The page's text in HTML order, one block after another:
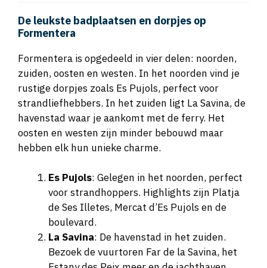
De leukste badplaatsen en dorpjes op
Formentera
Formentera is opgedeeld in vier delen: noorden,
zuiden, oosten en westen. In het noorden vind je
rustige dorpjes zoals Es Pujols, perfect voor
strandliefhebbers. In het zuiden ligt La Savina, de
havenstad waar je aankomt met de ferry. Het
oosten en westen zijn minder bebouwd maar
hebben elk hun unieke charme.
Es Pujols: Gelegen in het noorden, perfect
voor strandhoppers. Highlights zijn Platja
de Ses Illetes, Mercat d’Es Pujols en de
boulevard.
La Savina: De havenstad in het zuiden.
Bezoek de vuurtoren Far de la Savina, het